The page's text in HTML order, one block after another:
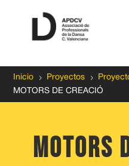
Inicio 5 Proyectos 5
MOTORS DE CREACIÓ
MOTORS